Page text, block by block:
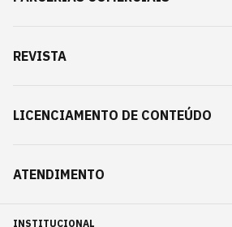
REVISTA
LICENCIAMENTO DE CONTEÚDO
ATENDIMENTO
INSTITUCIONAL